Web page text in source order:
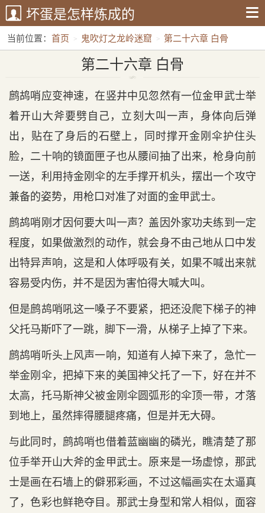
坏蛋是怎样炼成的
当前位置： 首页 鬼吹灯之龙岭迷窟 第二十六章 白骨
第二十六章 白骨
鹧鸪哨应变神速，在竖井中见忽然有一位金甲武士举
着开山大斧要劈自己，立刻大叫一声，身体向后弹
出，贴在了身后的石壁上，同时撑开金刚伞护住头
脸，二十响的镜面匣子也从腰间抽了出来，枪身向前
一送，利用持金刚伞的左手撑开机头，摆出一个攻守
兼备的姿势，用枪口对准了对面的金甲武士。
鹧鸪哨刚才因何要大叫一声？盖因外家功夫练到一定
程度，如果做激烈的动作，就会身不由己地从口中发
出特异声响，这是和人体呼吸有关，如果不喊出来就
容易受内伤，并不是因为害怕得大喊大叫。
但是鹧鸪哨吼这一嗓子不要紧，把还没爬下梯子的神
父托马斯吓了一跳，脚下一滑，从梯子上掉了下来。
鹧鸪哨听头上风声一响，知道有人掉下来了，急忙一
举金刚伞，把掉下来的美国神父托了一下，好在并不
太高，托马斯神父被金刚伞圆弧形的伞顶一带，才落
到地上，虽然摔得腰腿疼痛，但是并无大碍。
与此同时，鹧鸪哨也借着蓝幽幽的磷光，瞧清楚了那
位手举开山大斧的金甲武士。原来是一场虚惊，那武
士是画在石墙上的僻邪彩画，不过这幅画实在太逼真
了，色彩也鲜艳夺目。那武士身型和常人相似，面容